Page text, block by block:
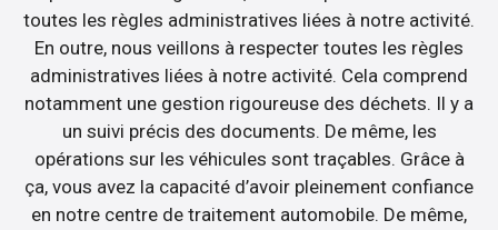
toutes les règles administratives liées à notre activité.
En outre, nous veillons à respecter toutes les règles
administratives liées à notre activité. Cela comprend
notamment une gestion rigoureuse des déchets. Il y a
un suivi précis des documents. De même, les
opérations sur les véhicules sont traçables. Grâce à
ça, vous avez la capacité d’avoir pleinement confiance
en notre centre de traitement automobile. De même,